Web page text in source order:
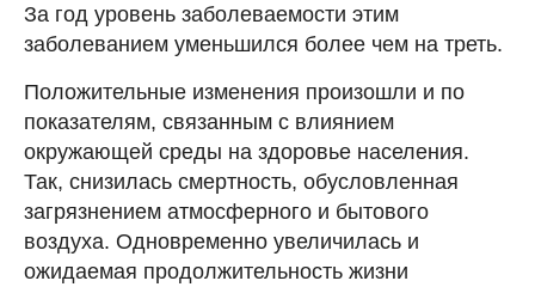
За год уровень заболеваемости этим
заболеванием уменьшился более чем на треть.
Положительные изменения произошли и по
показателям, связанным с влиянием
окружающей среды на здоровье населения.
Так, снизилась смертность, обусловленная
загрязнением атмосферного и бытового
воздуха. Одновременно увеличилась и
ожидаемая продолжительность жизни